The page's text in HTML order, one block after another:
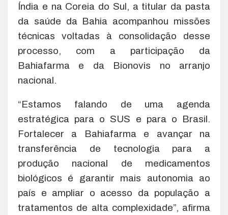
Índia e na Coreia do Sul, a titular da pasta
da saúde da Bahia acompanhou missões
técnicas voltadas à consolidação desse
processo, com a participação da
Bahiafarma e da Bionovis no arranjo
nacional.
“Estamos falando de uma agenda
estratégica para o SUS e para o Brasil.
Fortalecer a Bahiafarma e avançar na
transferência de tecnologia para a
produção nacional de medicamentos
biológicos é garantir mais autonomia ao
país e ampliar o acesso da população a
tratamentos de alta complexidade”, afirma